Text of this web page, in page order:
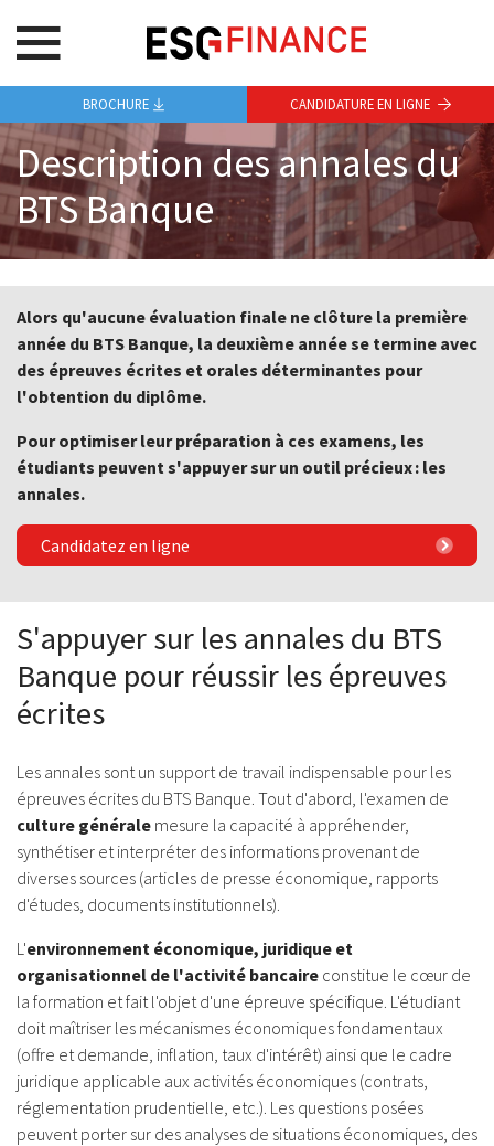
Description des annales du
BTS Banque
Alors qu'aucune évaluation finale ne clôture la première
année du BTS Banque, la deuxième année se termine avec
des épreuves écrites et orales déterminantes pour
l'obtention du diplôme.
Pour optimiser leur préparation à ces examens, les
étudiants peuvent s'appuyer sur un outil précieux : les
annales.
Candidatez en ligne
S'appuyer sur les annales du BTS
Banque pour réussir les épreuves
écrites
Les annales sont un support de travail indispensable pour les
épreuves écrites du BTS Banque. Tout d'abord, l'examen de
culture générale mesure la capacité à appréhender,
synthétiser et interpréter des informations provenant de
diverses sources (articles de presse économique, rapports
d'études, documents institutionnels).
L'environnement économique, juridique et
organisationnel de l'activité bancaire constitue le cœur de
la formation et fait l'objet d'une épreuve spécifique. L'étudiant
doit maîtriser les mécanismes économiques fondamentaux
(offre et demande, inflation, taux d'intérêt) ainsi que le cadre
juridique applicable aux activités économiques (contrats,
réglementation prudentielle, etc.). Les questions posées
peuvent porter sur des analyses de situations économiques, des
BROCHURE CANDIDATURE EN LIGNE